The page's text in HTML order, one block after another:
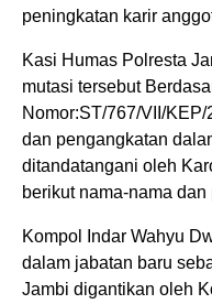
peningkatan karir
Kasi Humas Polresta
mutasi tersebut
Nomor:ST/767/VII/
dan pengangkatan
ditandatangani oleh
berikut nama-nama
Kompol Indar Wahyu
dalam jabatan baru
Jambi digantikan oleh